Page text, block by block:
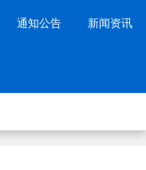
通知公告 新闻资讯